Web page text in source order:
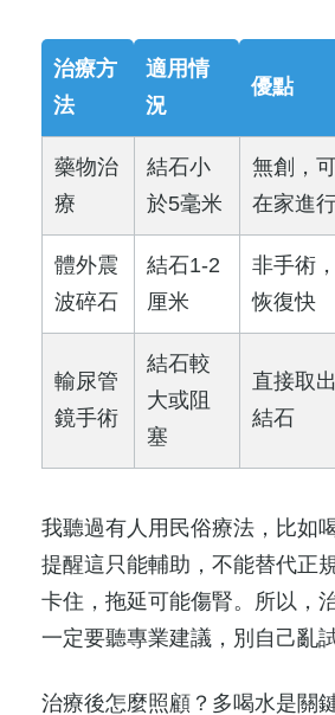
治療方
法
適用情
況
優點
藥物治
療
結石小
於5毫米
無創，
在家進
體外震
波碎石
結石1-2
厘米
非手術，
恢復快
輸尿管
鏡手術
結石較
大或阻
塞
直接取出
結石
我聽過有人用民俗療法，比如
提醒這只能輔助，不能替代正
卡住，拖延可能傷腎。所以，
一定要聽專業建議，別自己亂試
治療後怎麼照顧？多喝水是關